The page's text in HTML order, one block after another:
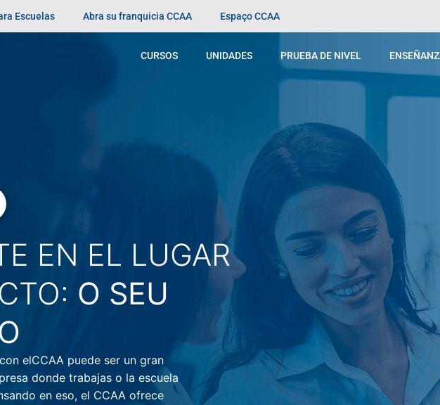
Escuelas Abra su franquicia CCAA Espaço CCAA
CURSOS UNIDADES PRUEBA DE NIVEL
EN EL LUGAR
O SEU
elCCAA puede ser un gran
donde trabajas o la escuela
en eso, el CCAA ofrece